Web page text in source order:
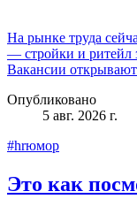
На рынке труда
— стройки и ритейл
Вакансии
Опубликовано
5 авг. 2026 г.
#hrюмор
Это как